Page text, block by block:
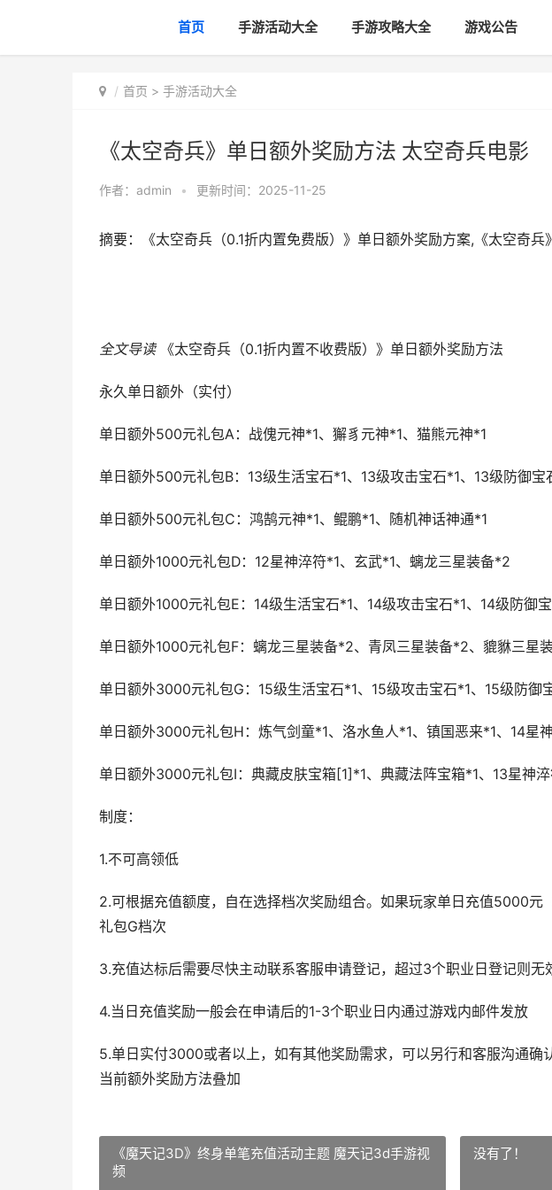
首页 手游活动大全 手游攻略大全 游戏公告
首页 > 手游活动大全
《太空奇兵》单日额外奖励方法 太空奇兵电影
作者： admin • 更新时间：2025-11-25
摘要：《太空奇兵（0.1折内置免费版）》单日额外奖励方案,《太空奇
全文导读《太空奇兵（0.1折内置不收费版）》单日额外奖励方法
永久单日额外（实付）
单日额外500元礼包A：战傀元神*1、獬豸元神*1、猫熊元神*1
单日额外500元礼包B：13级生活宝石*1、13级攻击宝石*1、13级防御宝
单日额外500元礼包C：鸿鹄元神*1、鲲鹏*1、随机神话神通*1
单日额外1000元礼包D：12星神淬符*1、玄武*1、螭龙三星装备*2
单日额外1000元礼包E：14级生活宝石*1、14级攻击宝石*1、14级防御
单日额外1000元礼包F：螭龙三星装备*2、青凤三星装备*2、貔貅三星
单日额外3000元礼包G：15级生活宝石*1、15级攻击宝石*1、15级防御
单日额外3000元礼包H：炼气剑童*1、洛水鱼人*1、镇国恶来*1、14星
单日额外3000元礼包I：典藏皮肤宝箱[1]*1、典藏法阵宝箱*1、13星神
制度：
1.不可高领低
2.可根据充值额度，自在选择档次奖励组合。如果玩家单日充值5000
礼包G档次
3.充值达标后需要尽快主动联系客服申请登记，超过3个职业日登记则无
4.当日充值奖励一般会在申请后的1-3个职业日内通过游戏内邮件发放
5.单日实付3000或者以上，如有其他奖励需求，可以另行和客服沟通确
当前额外奖励方法叠加
《魔天记3D》终身单笔充值活动主题 魔天记3d手游视
频
没有了！